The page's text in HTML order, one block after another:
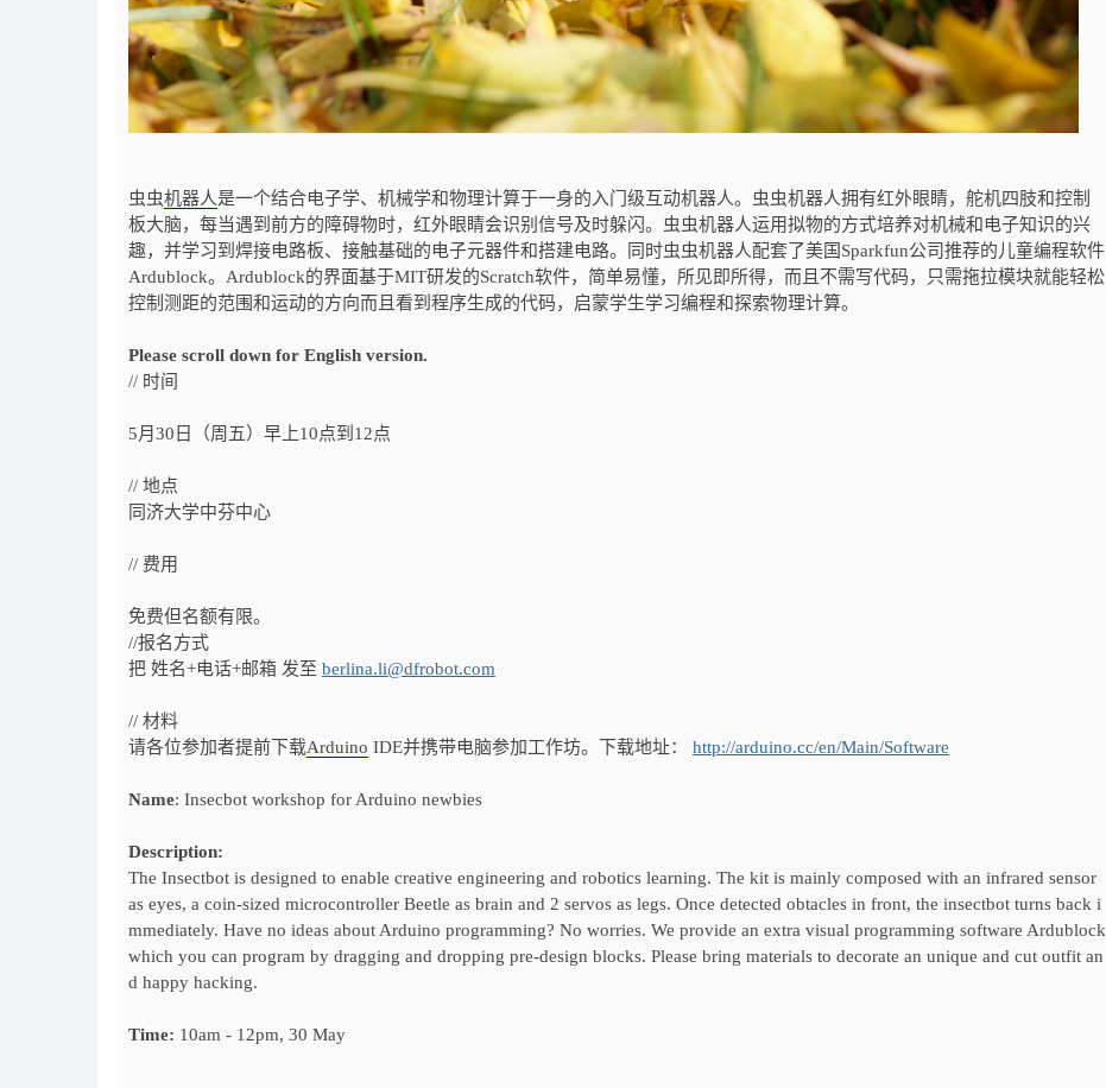
虫虫机器人是一个结合电子学、机械学和物理计算于一身的入门级互动机器人。虫虫机器人拥有红外眼睛，舵机四肢和控制
板大脑，每当遇到前方的障碍物时，红外眼睛会识别信号及时躲闪。虫虫机器人运用拟物的方式培养对机械和电子知识的兴
趣，并学习到焊接电路板、接触基础的电子元器件和搭建电路。同时虫虫机器人配套了美国Sparkfun公司推荐的儿童编程软件
Ardublock。Ardublock的界面基于MIT研发的Scratch软件，简单易懂，所见即所得，而且不需写代码，只需拖拉模块就能轻松
控制测距的范围和运动的方向而且看到程序生成的代码，启蒙学生学习编程和探索物理计算。
Please scroll down for English version.
// 时间
5月30日（周五）早上10点到12点
// 地点
同济大学中芬中心
// 费用
免费但名额有限。
//报名方式
把 姓名+电话+邮箱 发至 berlina.li@dfrobot.com
// 材料
请各位参加者提前下载Arduino IDE并携带电脑参加工作坊。下载地址： http://arduino.cc/en/Main/Software
Name: Insecbot workshop for Arduino newbies
Description:
The Insectbot is designed to enable creative engineering and robotics learning. The kit is mainly composed with an infrared sensor
as eyes, a coin-sized microcontroller Beetle as brain and 2 servos as legs. Once detected obtacles in front, the insectbot turns back i
mmediately. Have no ideas about Arduino programming? No worries. We provide an extra visual programming software Ardublock
which you can program by dragging and dropping pre-design blocks. Please bring materials to decorate an unique and cut outfit an
d happy hacking.
Time: 10am - 12pm, 30 May